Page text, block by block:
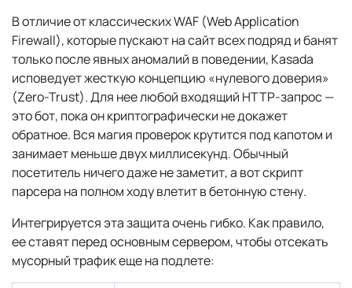
В отличие от классических WAF (Web Application
Firewall), которые пускают на сайт всех подряд и банят
только после явных аномалий в поведении, Kasada
исповедует жесткую концепцию «нулевого доверия»
(Zero-Trust). Для нее любой входящий HTTP-запрос —
это бот, пока он криптографически не докажет
обратное. Вся магия проверок крутится под капотом и
занимает меньше двух миллисекунд. Обычный
посетитель ничего даже не заметит, а вот скрипт
парсера на полном ходу влетит в бетонную стену.
Интегрируется эта защита очень гибко. Как правило,
ее ставят перед основным сервером, чтобы отсекать
мусорный трафик еще на подлете: